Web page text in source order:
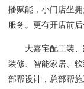
播赋能，小门店坐
服务。更有开店前
大嘉宅配工装、
装修、智能家居、
部帮设计，总部帮